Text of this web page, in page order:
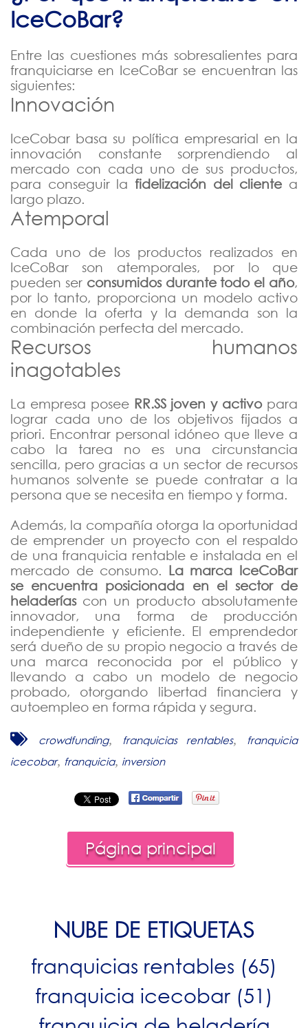
IceCoBar?
Entre las cuestiones más sobresalientes para
franquiciarse en IceCoBar se encuentran las
siguientes:
Innovación
IceCobar basa su política empresarial en la
innovación constante sorprendiendo al
mercado con cada uno de sus productos,
para conseguir la fidelización del cliente a
largo plazo.
Atemporal
Cada uno de los productos realizados en
IceCoBar son atemporales, por lo que
pueden ser consumidos durante todo el año,
por lo tanto, proporciona un modelo activo
en donde la oferta y la demanda son la
combinación perfecta del mercado.
Recursos humanos
inagotables
La empresa posee RR.SS joven y activopara
lograr cada uno de los objetivos fijados a
priori. Encontrar personal idóneo que lleve a
cabo la tarea no es una circunstancia
sencilla, pero gracias a un sector de recursos
humanos solvente se puede contratar a la
persona que se necesita en tiempo y forma.
Además, la compañía otorga la oportunidad
de emprender un proyecto con el respaldo
de una franquicia rentable e instalada en el
mercado de consumo. La marca IceCoBar
se encuentra posicionada en el sector de
heladeríascon un producto absolutamente
innovador, una forma de producción
independiente y eficiente. El emprendedor
será dueño de su propio negocio a través de
una marca reconocida por el público y
llevando a cabo un modelo de negocio
probado, otorgando libertad financiera y
autoempleo en forma rápida y segura.
crowdfunding, franquicias rentables,
franquicia
icecobar, franquicia, inversion
Página principal
NUBE DE ETIQUETAS
franquicias rentables (65)
franquicia icecobar (51)